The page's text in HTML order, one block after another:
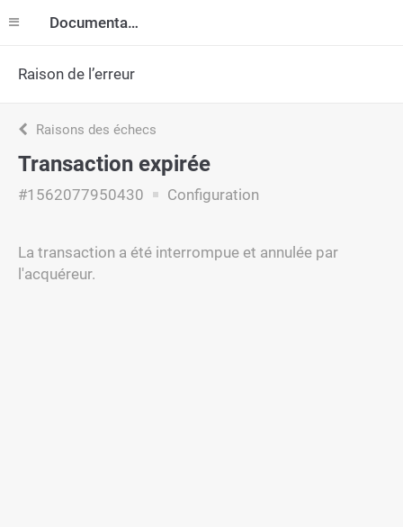
Documentation
Raison de l’erreur
Raisons des échecs
Transaction expirée
#1562077950430 Configuration
La transaction a été interrompue et annulée par
l'acquéreur.